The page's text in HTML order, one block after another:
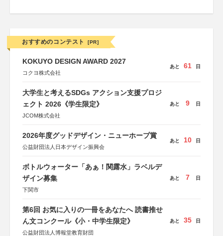
おすすめのコンテスト [PR]
KOKUYO DESIGN AWARD 2027
コクヨ株式会社
あと 61 日
大学生と考えるSDGs アクション支援プロジ
ェクト 2026《学生限定》
JCOM株式会社
あと 9 日
2026年度グッドデザイン・ニューホープ賞
公益財団法人日本デザイン振興会
あと 10 日
ボトルウォーター「あぁ！関露水」ラベルデ
ザイン募集
下関市
あと 7 日
第6回 お気に入りの一冊をあなたへ 読書推せ
ん文コンクール《小・中学生限定》
公益財団法人博報堂教育財団
あと 35 日